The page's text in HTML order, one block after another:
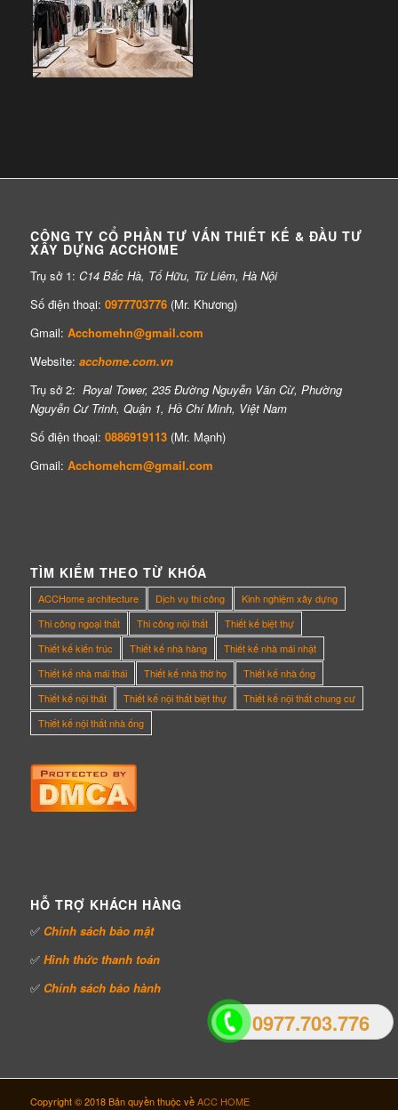
0977.703.776
CÔNG TY CỔ PHẦN TƯ VẤN THIẾT KẾ & ĐẦU TƯ
XÂY DỰNG ACCHOME
Trụ sở 1: C14 Bắc Hà, Tố Hữu, Từ Liêm, Hà Nội
Số điện thoại: 0977703776(Mr. Khương)
Gmail: Acchomehn@gmail.com
Website: acchome.com.vn
Trụ sở 2: Royal Tower, 235 Đường Nguyễn Văn Cừ, Phường
Nguyễn Cư Trinh, Quận 1, Hồ Chí Minh, Việt Nam
Số điện thoại: 0886919113(Mr. Mạnh)
Gmail: Acchomehcm@gmail.com
TÌM KIẾM THEO TỪ KHÓA
ACCHome architecture Dịch vụ thi công
Kinh nghiệm xây dựng
Thi công ngoại thất
Thi công nội thất
Thiết kế biệt thự
Thiết kế kiến trúc
Thiết kế nhà hàng
Thiết kế nhà mái nhật
Thiết kế nhà mái thái
Thiết kế nhà thờ họ
Thiết kế nhà ống
Thiết kế nội thất
Thiết kế nội thất biệt thự
Thiết kế nội thất chung cư
Thiết kế nội thất nhà ống
HỖ TRỢ KHÁCH HÀNG
✅ Chính sách bảo mật
✅ Hình thức thanh toán
✅ Chính sách bảo hành
Copyright © 2018 Bản quyền thuộc vềACC HOME